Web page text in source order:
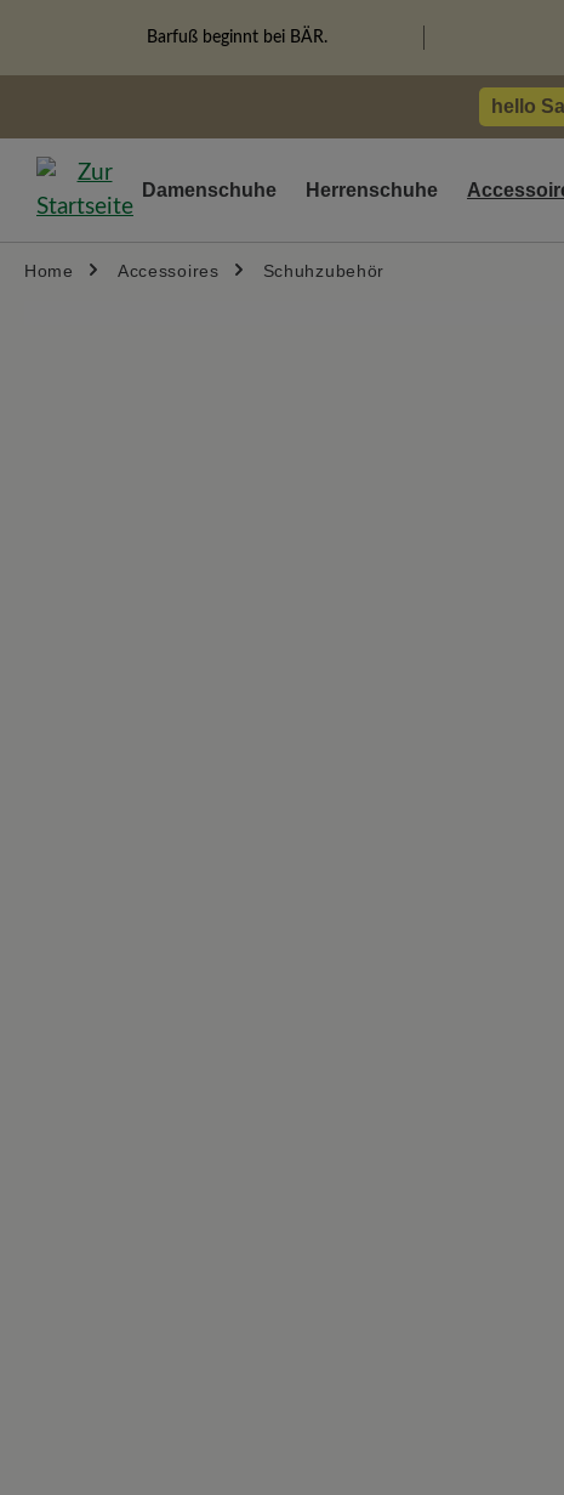
Zur Hauptnavigation springen
Barfuß beginnt bei BÄR.
hello
Damenschuhe Herrenschuhe
Home Accessoires Schuhzubehör